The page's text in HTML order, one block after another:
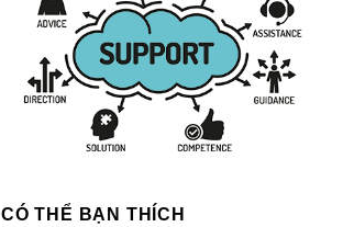
CÓ THỂ BẠN THÍCH